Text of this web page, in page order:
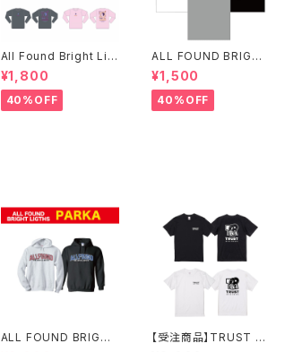
All Found Bright Lig
ht FAITH ロンT(残り
僅か)
¥1,800
40%OFF
ALL FOUND BRIGHT
LIGHTS LOGO T-SH
IRTS
¥1,500
40%OFF
ALL FOUND BRIGHT
【受注商品】TRUST RE